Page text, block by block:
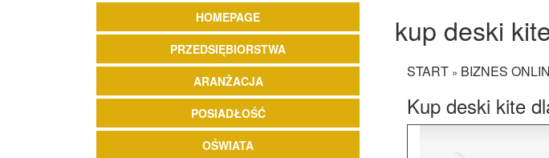
HOMEPAGE
PRZEDSIĘBIORSTWA
ARANŻACJA
POSIADŁOŚĆ
OŚWIATA
kup deski
START » BIZNES
Kup deski kite